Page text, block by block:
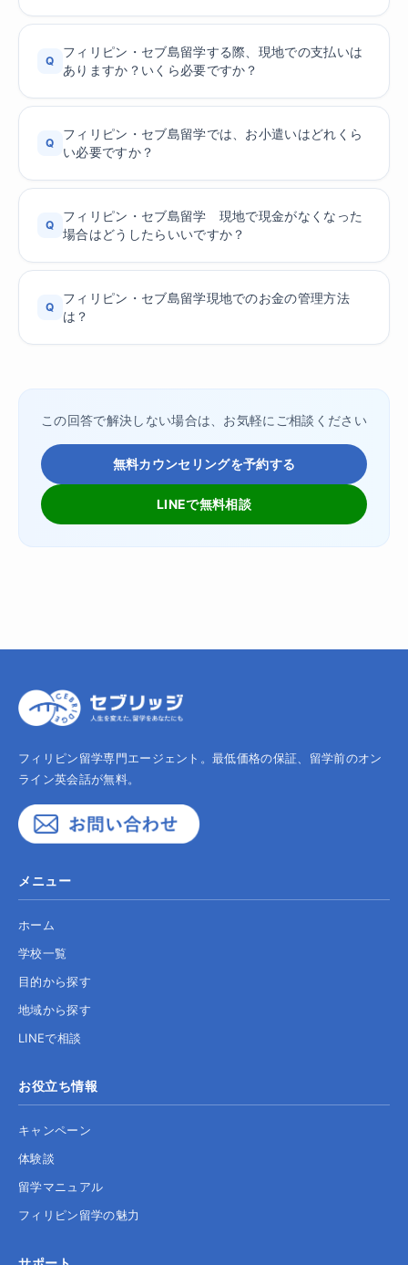
Q
フィリピン・セブ島留学する際、現地での支払いは
ありますか？いくら必要ですか？
Q
フィリピン・セブ島留学では、お小遣いはどれくら
い必要ですか？
Q
フィリピン・セブ島留学 現地で現金がなくなった
場合はどうしたらいいですか？
Q
フィリピン・セブ島留学現地でのお金の管理方法
は？
この回答で解決しない場合は、お気軽にご相談ください
無料カウンセリングを予約する
LINEで無料相談
フィリピン留学専門エージェント。最低価格の保証、留学前のオン
ライン英会話が無料。
メニュー
ホーム
学校一覧
目的から探す
地域から探す
LINEで相談
お役立ち情報
キャンペーン
体験談
留学マニュアル
フィリピン留学の魅力